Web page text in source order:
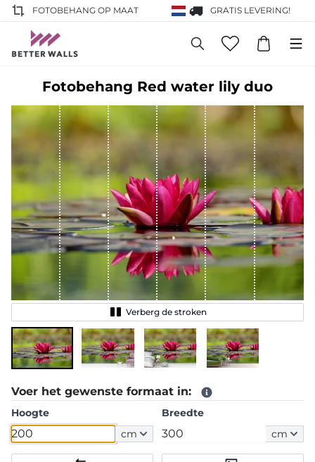
FOTOBEHANG OP MAAT GRATIS LEVERING!
Fotobehang Red water lily duo
Verberg de stroken
Voer het gewenste formaat in:
Hoogte
cm
Breedte
cm